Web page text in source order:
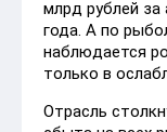
млрд рублей за
года. А по
наблюдается
только в
Отрасль